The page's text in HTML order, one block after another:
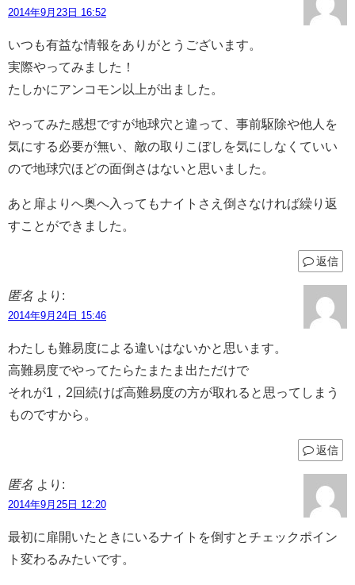
2014年9月23日 16:52
いつも有益な情報をありがとうございます。
実際やってみました！
たしかにアンコモン以上が出ました。
やってみた感想ですが地球穴と違って、事前駆除や他人を
気にする必要が無い、敵の取りこぼしを気にしなくていい
ので地球穴ほどの面倒さはないと思いました。
あと扉よりへ奥へ入ってもナイトさえ倒さなければ繰り返
すことができました。
返信
匿名 より:
2014年9月24日 15:46
わたしも難易度による違いはないかと思います。
高難易度でやってたらたまたま出ただけで
それが1，2回続けば高難易度の方が取れると思ってしまう
ものですから。
返信
匿名 より:
2014年9月25日 12:20
最初に扉開いたときにいるナイトを倒すとチェックポイン
ト変わるみたいです。